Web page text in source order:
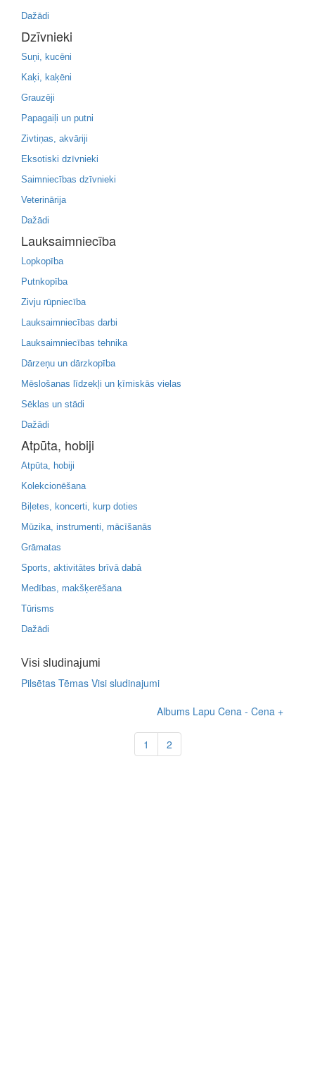
Dažādi
Dzīvnieki
Suņi, kucēni
Kaķi, kaķēni
Grauzēji
Papagaiļi un putni
Zivtiņas, akvāriji
Eksotiski dzīvnieki
Saimniecības dzīvnieki
Veterinārija
Dažādi
Lauksaimniecība
Lopkopība
Putnkopība
Zivju rūpniecība
Lauksaimniecības darbi
Lauksaimniecības tehnika
Dārzeņu un dārzkopība
Mēslošanas līdzekļi un ķīmiskās vielas
Sēklas un stādi
Dažādi
Atpūta, hobiji
Atpūta, hobiji
Kolekcionēšana
Biļetes, koncerti, kurp doties
Mūzika, instrumenti, mācīšanās
Grāmatas
Sports, aktivitātes brīvā dabā
Medības, makšķerēšana
Tūrisms
Dažādi
Visi sludinajumi
Pilsētas Tēmas Visi sludinajumi
Albums Lapu Cena - Cena +
1 2